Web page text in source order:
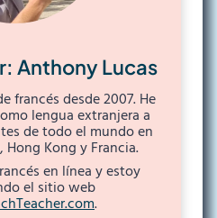
Anthony Lucas
francés desde 2007. He
lengua extranjera a
de todo el mundo en
Kong y Francia.
en línea y estoy
el sitio web
.